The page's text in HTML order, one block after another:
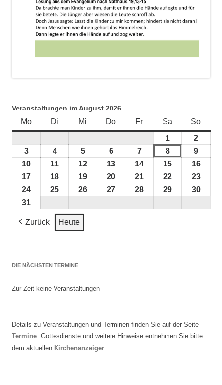
Veranstaltungen im August 2026
MoMontag
Di Dienstag
Mi Mittwoch
Do Donnerstag
Fr FreitagSa Samstag
So
11.
August
2026
2
2026
33.
August
2026
44.
August
2026
55.
August
2026
66.
August
2026
77.
August
2026
88.
August
2026
9
2026
10
August
11
August
12
August
13
August
14
August
15
August
1616.
2026
17
August
18
August
19
August
20
August
21
August
22
August
2323.
24 25
2026
26 27 28 29 3030.
31
August
2026
Zurück Heute
DIE NÄCHSTEN TERMINE
Zur Zeit keine Veranstaltungen
Details zu Veranstaltungen und Terminen finden Sie auf der Seite
Termine . Gottesdienste und weitere Hinweise entnehmen Sie bitte
dem aktuellen Kirchenanzeiger